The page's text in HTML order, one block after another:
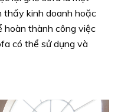
thấy kinh doanh hoặc
hoàn thành công việc
có thể sử dụng và